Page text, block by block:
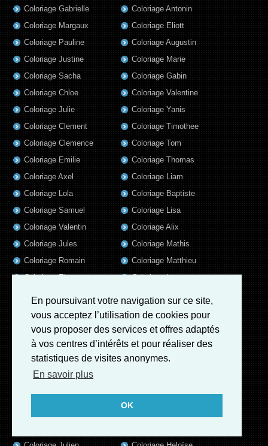
En poursuivant votre navigation sur ce site,
vous acceptez l’utilisation de cookies pour
vous proposer des services et offres adaptés
à vos centres d’intérêts et pour réaliser des
statistiques de visites anonymes.
En savoir plus
OK
Coloriage Gabrielle
Coloriage Antonin
Coloriage Margaux
Coloriage Pauline
Coloriage Justine
Coloriage Sacha
Coloriage Chloe
Coloriage Julie
Coloriage Clement
Coloriage Clemence
Coloriage Emilie
Coloriage Axel
Coloriage Lola
Coloriage Samuel
Coloriage Valentin
Coloriage Jules
Coloriage Romain
Coloriage Elsa
Coloriage Garance
Coloriage Victoire
Coloriage Eleonore
Coloriage Marius
Coloriage Louis
Coloriage Ava
Coloriage Eliott
Coloriage Augustin
Coloriage Marie
Coloriage Gabin
Coloriage Valentine
Coloriage Yanis
Coloriage Timothee
Coloriage Tom
Coloriage Thomas
Coloriage Liam
Coloriage Baptiste
Coloriage Lisa
Coloriage Alix
Coloriage Mathis
Coloriage Matthieu
Coloriage Luna
Coloriage Jeanne
Coloriage Guillaume
Coloriage Benjamin
Coloriage Salome
Coloriage Ulysse